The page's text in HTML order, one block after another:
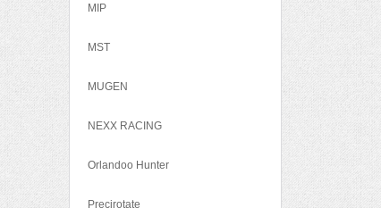
MIP
MST
MUGEN
NEXX RACING
Orlandoo Hunter
Precirotate